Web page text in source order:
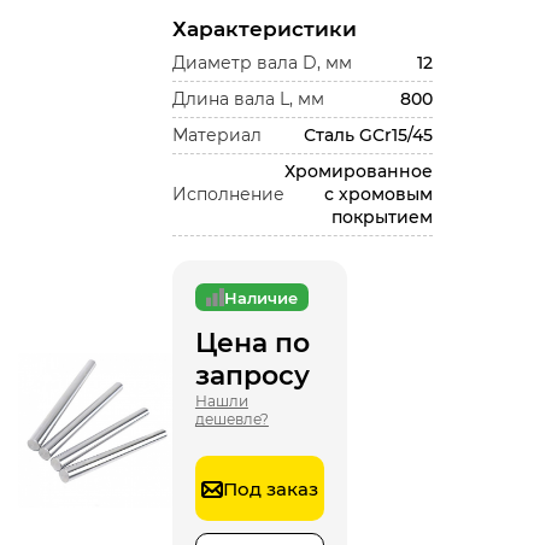
Характеристики
Диаметр вала D, мм
12
Длина вала L, мм
800
Материал
Сталь GCr15/45
Исполнение
Хромированное
с хромовым
покрытием
Наличие
Цена по
запросу
Нашли
дешевле?
Под заказ